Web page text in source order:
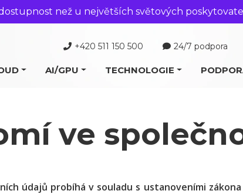
než u největších světových
+420 511 150 500 24/7 podpora
AI/GPU TECHNOLOGIE
ve
údajů probíhá v souladu s ustanoveními